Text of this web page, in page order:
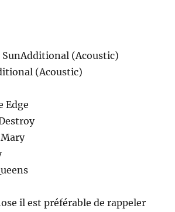
SunAdditional (Acoustic)
(Acoustic)
Edge
il est préférable de rappeler